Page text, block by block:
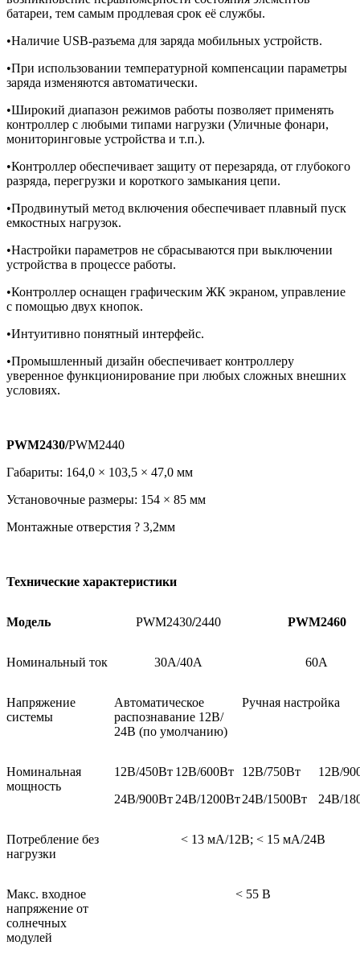
батареи, тем самым продлевая срок её службы.
•Наличие USB-разъема для заряда мобильных устройств.
•При использовании температурной компенсации параметры
заряда изменяются автоматически.
•Широкий диапазон режимов работы позволяет применять
контроллер с любыми типами нагрузки (Уличные фонари,
мониторинговые устройства и т.п.).
•Контроллер обеспечивает защиту от перезаряда, от глубокого
разряда, перегрузки и короткого замыкания цепи.
•Продвинутый метод включения обеспечивает плавный пуск
емкостных нагрузок.
•Настройки параметров не сбрасываются при выключении
устройства в процессе работы.
•Контроллер оснащен графическим ЖК экраном, управление
с помощью двух кнопок.
•Интуитивно понятный интерфейс.
•Промышленный дизайн обеспечивает контроллеру
уверенное функционирование при любых сложных внешних
условиях.
PWM2430/PWM2440
Габариты: 164,0 × 103,5 × 47,0 мм
Установочные размеры: 154 × 85 мм
Монтажные отверстия ? 3,2мм
Технические характеристики
Модель PWM2430/2440 PWM2460
Номинальный ток 30А/40А 60А
Напряжение
системы
Автоматическое
распознавание 12В/
24В (по умолчанию)
Ручная настройка
Номинальная
мощность
12В/450Вт
24В/900Вт
12В/600Вт
24В/1200Вт
12В/750Вт
24В/1500Вт
12В/
24В/
Потребление без
нагрузки
< 13 мА/12В; < 15 мА/24В
Макс. входное
напряжение от
солнечных
модулей
< 55 В